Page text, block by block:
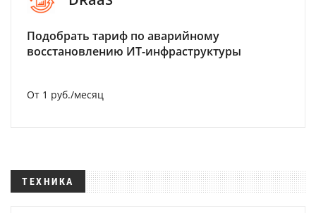
Подобрать тариф по аварийному
восстановлению ИТ-инфраструктуры
От 1 руб./месяц
ТЕХНИКА